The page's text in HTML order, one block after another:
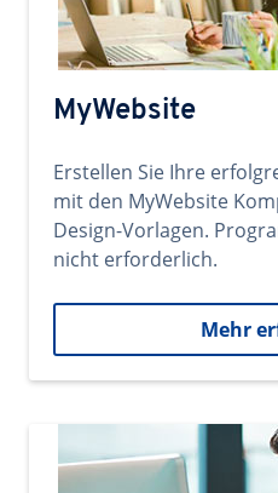
MyWebsite
Erstellen Sie Ihre
mit den MyWebsite
Design-Vorlagen.
nicht erforderlich.
Mehr